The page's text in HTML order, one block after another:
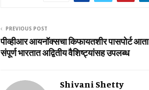
PREVIOUS POST
पीव्‍हीआर आयनॉक्‍सचा किफायतशीर पासपोर्ट आता
संपूर्ण भारतात अद्वितीय वैशिष्‍ट्यांसह उपलब्ध
Shivani Shetty